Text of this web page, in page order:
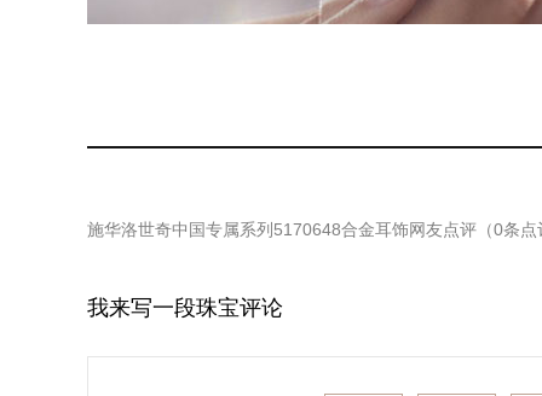
施华洛世奇中国专属系列5170648合金耳饰网友点评（0条点
我来写一段珠宝评论